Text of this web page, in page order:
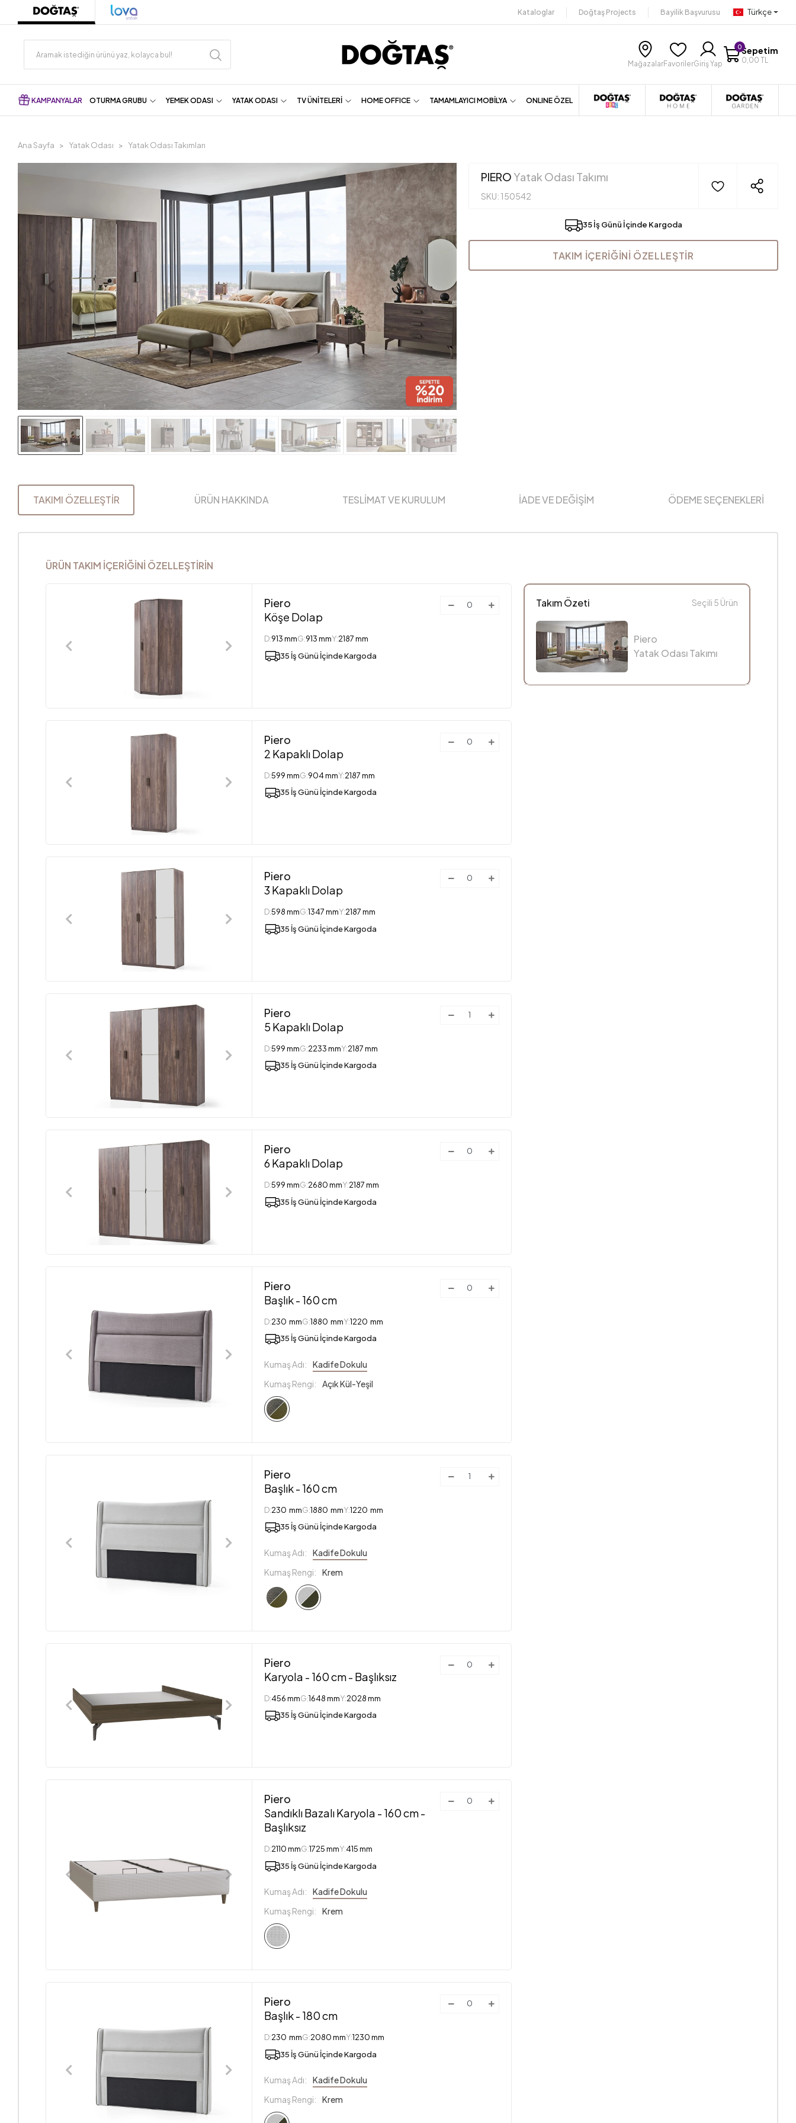
Kataloglar Doğtaş Projects Bayilik Başvurusu Türkçe
MağazalarFavorilerGiriş Yap
0Sepetim
0,00 TL
KAMPANYALAR OTURMA GRUBU YEMEK ODASI YATAK ODASI TV ÜNİTELERİ HOME OFFICE TAMAMLAYICI MOBİLYA ONLINE ÖZEL
Ana Sayfa Yatak Odası Yatak Odası Takımları
PIEROYatak Odası Takımı
SKU: 150542
35 İş Günü İçinde Kargoda
TAKIM İÇERİĞİNİ ÖZELLEŞTİR
TAKIMI ÖZELLEŞTİR ÜRÜN HAKKINDA TESLİMAT VE KURULUM İADE VE DEĞİŞİM ÖDEME SEÇENEKLERİ
ÜRÜN TAKIM İÇERİĞİNİ ÖZELLEŞTİRİN
Piero
Köşe Dolap
D:913 mmG:913 mmY:2187 mm
35 İş Günü İçinde Kargoda
Piero
2 Kapaklı Dolap
D:599 mmG:904 mmY:2187 mm
35 İş Günü İçinde Kargoda
Piero
3 Kapaklı Dolap
D:598 mmG:1347 mmY:2187 mm
35 İş Günü İçinde Kargoda
Piero
5 Kapaklı Dolap
D:599 mmG:2233 mmY:2187 mm
35 İş Günü İçinde Kargoda
Piero
6 Kapaklı Dolap
D:599 mmG:2680 mmY:2187 mm
35 İş Günü İçinde Kargoda
Piero
Başlık - 160 cm
D:230 mmG:1880 mmY:1220 mm
35 İş Günü İçinde Kargoda
Kumaş Adı:
Kadife Dokulu
Kumaş Rengi:
Açık Kül-Yeşil
Piero
Başlık - 160 cm
D:230 mmG:1880 mmY:1220 mm
35 İş Günü İçinde Kargoda
Kumaş Adı:
Kadife Dokulu
Kumaş Rengi:
Krem
Piero
Karyola - 160 cm - Başlıksız
D:456 mmG:1648 mmY:2028 mm
35 İş Günü İçinde Kargoda
Piero
Sandıklı Bazalı Karyola - 160 cm -
Başlıksız
D:2110 mmG:1725 mmY:415 mm
35 İş Günü İçinde Kargoda
Kumaş Adı:
Kadife Dokulu
Kumaş Rengi:
Krem
Piero
Başlık - 180 cm
D:230 mmG:2080 mmY:1230 mm
35 İş Günü İçinde Kargoda
Kumaş Adı:
Kadife Dokulu
Kumaş Rengi:
Krem
Takım Özeti Seçili 5 Ürün
Piero
Yatak Odası Takımı